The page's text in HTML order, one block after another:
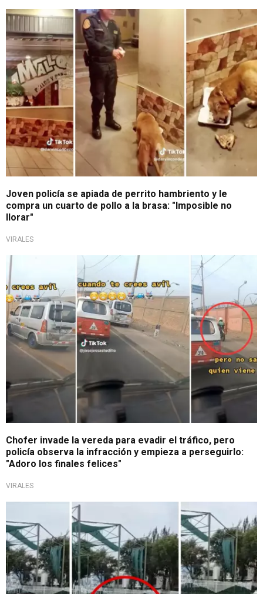
Tendencia nacional
Joven policía se apiada de perrito hambriento y le
compra un cuarto de pollo a la brasa: "Imposible no
llorar"
VIRALES
Por trasgredir las normas
Chofer invade la vereda para evadir el tráfico, pero
policía observa la infracción y empieza a perseguirlo:
"Adoro los finales felices"
VIRALES
Estallan las redes